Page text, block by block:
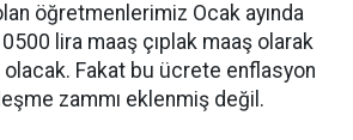
öğretmenlerimiz Ocak ayında
lira maaş çıplak maaş olarak
Fakat bu ücrete enflasyon
zammı eklenmiş değil.